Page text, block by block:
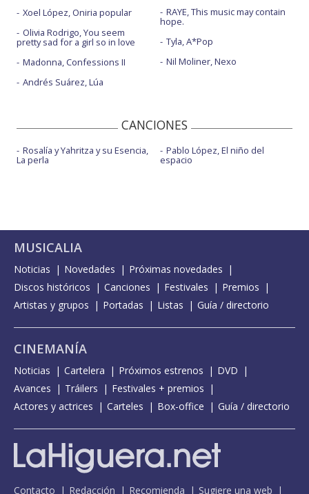
Xoel López, Oniria popular
Olivia Rodrigo, You seem
pretty sad for a girl so in love
Madonna, Confessions II
Andrés Suárez, Lúa
RAYE, This music may contain
hope.
Tyla, A*Pop
Nil Moliner, Nexo
CANCIONES
Rosalía y Yahritza y su Esencia,
La perla
Pablo López, El niño del
espacio
MUSICALIA
Noticias Novedades
Próximas novedades
Discos históricos
Canciones Festivales
Premios
Artistas y grupos
Portadas Listas Guía / directorio
CINEMANÍA
Noticias Cartelera Próximos estrenos
DVD
Avances
Tráilers
Festivales + premios
Actores y actrices
Carteles Box-office Guía / directorio
Contacto Redacción Recomienda Sugiere una web